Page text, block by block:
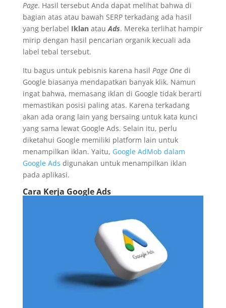
Page. Hasil tersebut Anda dapat melihat bahwa di
bagian atas atau bawah SERP terkadang ada hasil
yang berlabel IklanatauAds. Mereka terlihat hampir
mirip dengan hasil pencarian organik kecuali ada
label tebal tersebut.
Itu bagus untuk pebisnis karena hasil Page Onedi
Google biasanya mendapatkan banyak klik. Namun
ingat bahwa, memasang iklan di Google tidak berarti
memastikan posisi paling atas. Karena terkadang
akan ada orang lain yang bersaing untuk kata kunci
yang sama lewat Google Ads. Selain itu, perlu
diketahui Google memiliki platform lain untuk
menampilkan iklan. Yaitu, Google AdMob dalam
Google Ads digunakan untuk menampilkan iklan
pada aplikasi.
Cara Kerja Google Ads